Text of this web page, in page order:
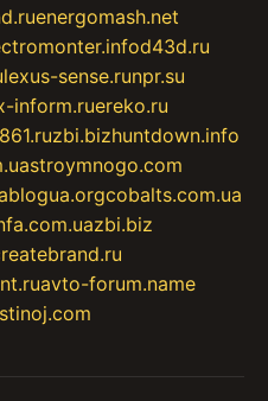
energomash.net
d43d.ru
lexus-sense.runpr.su
inform.ruereko.ru
zbi.bizhuntdown.info
stroymnogo.com
blogua.orgcobalts.com.ua
zbi.biz
avto-forum.name